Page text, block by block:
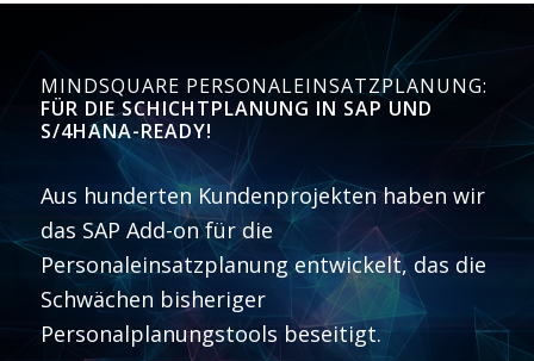
MINDSQUARE PERSONALEINSATZPLANUNG:
FÜR DIE SCHICHTPLANUNG IN SAP UND
S/4HANA-READY!
Aus hunderten Kundenprojekten haben wir
das SAP Add-on für die
Personaleinsatzplanung entwickelt, das die
Schwächen bisheriger
Personalplanungstools beseitigt.